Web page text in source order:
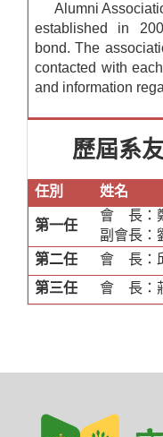
Alumni
established in
bond. The
contacted with
and information
歷屆系
任別 姓名
第一任
會 長：
副會長：
第二任 會 長：
第三任
會 長：